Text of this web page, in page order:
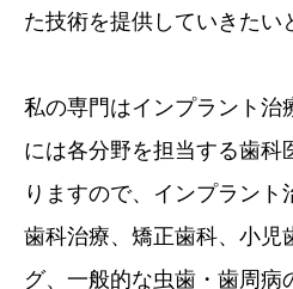
た技術を提供していきたい
私の専門はインプラント治
には各分野を担当する歯科
りますので、インプラン
歯科治療、矯正歯科、小児
グ、一般的な虫歯・歯周病